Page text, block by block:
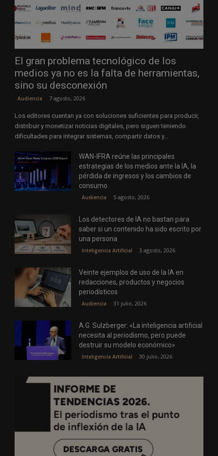
El gran problema tecnológico de los
medios ya no es la falta de herramientas,
sino su desconexión
Audiencia 7 agosto, 2026
Los editores cuentan ya con soluciones suficientes para producir,
distribuir y monetizar noticias digitales, pero siguen teniendo
dificultades para integrar sistemas, compartir datos y...
WAN-IFRA reúne las principales
estrategias de los medios ante la IA, la
pérdida de ingresos y los cambios de
consumo
Audiencia 5 agosto, 2026
Los detectores de IA no bastan para
saber si un contenido ha sido escrito por
una persona
Inteligencia Artificial 3 agosto, 2026
Veinte ejemplos de uso de la IA en
redacciones, productos y negocios
periodísticos
Audiencia 31 julio, 2026
A.G. Sulzberger: «La inteligencia artificial
necesita al periodismo, pero puede
destruir su modelo económico»
Inteligencia Artificial 30 julio, 2026